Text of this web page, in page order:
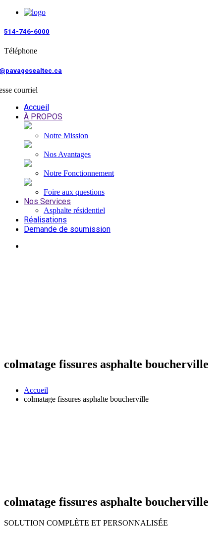
514-746-6000
Téléphone
courriel
Accueil
À PROPOS
Notre Mission
Nos Avantages
Notre Fonctionnement
Foire aux questions
Nos Services
Asphalte résidentiel
Réalisations
Demande de soumission
colmatage fissures asphalte boucherville
Accueil
colmatage fissures asphalte boucherville
colmatage fissures asphalte boucherville
SOLUTION COMPLÈTE ET PERSONNALISÉE